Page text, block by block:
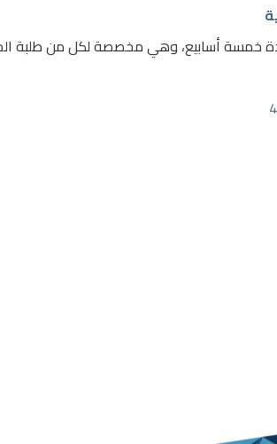
خمسة أسابيع، وهي مخصصة لكل من طلبة